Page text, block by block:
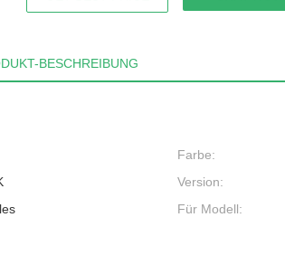
BESCHREIBUNG
Farbe:
Version:
Für Modell: